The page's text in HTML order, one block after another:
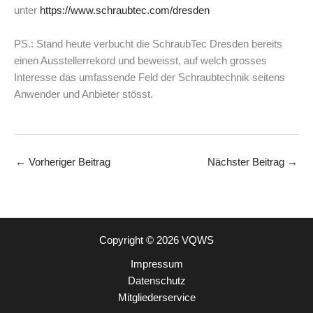
unter https://www.schraubtec.com/dresden
PS.: Stand heute verbucht die SchraubTec Dresden bereits
einen Ausstellerrekord und beweisst, auf welch grosses
Interesse das umfassende Feld der Schraubtechnik seitens
Anwender und Anbieter stösst.
← Vorheriger Beitrag Nächster Beitrag →
Copyright © 2026 VQWS
Impressum
Datenschutz
Mitgliederservice